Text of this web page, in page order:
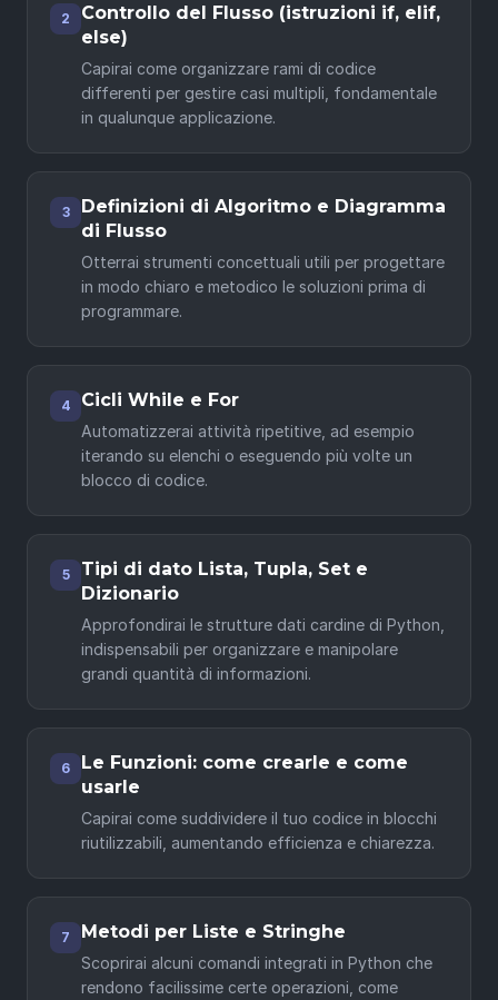
2
Controllo del Flusso (istruzioni if, elif,
else)
Capirai come organizzare rami di codice
differenti per gestire casi multipli, fondamentale
in qualunque applicazione.
3
Definizioni di Algoritmo e Diagramma
di Flusso
Otterrai strumenti concettuali utili per progettare
in modo chiaro e metodico le soluzioni prima di
programmare.
4 Cicli While e For
Automatizzerai attività ripetitive, ad esempio
iterando su elenchi o eseguendo più volte un
blocco di codice.
5
Tipi di dato Lista, Tupla, Set e
Dizionario
Approfondirai le strutture dati cardine di Python,
indispensabili per organizzare e manipolare
grandi quantità di informazioni.
6
Le Funzioni: come crearle e come
usarle
Capirai come suddividere il tuo codice in blocchi
riutilizzabili, aumentando efficienza e chiarezza.
7 Metodi per Liste e Stringhe
Scoprirai alcuni comandi integrati in Python che
rendono facilissime certe operazioni, come